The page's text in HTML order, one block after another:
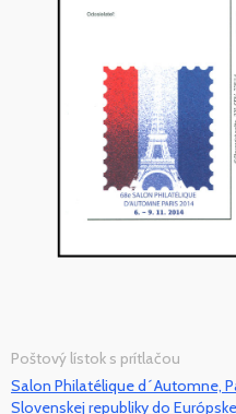
Poštový lístok s prítlačou
Salon Philatélique d´Automne,
Slovenskej republiky do